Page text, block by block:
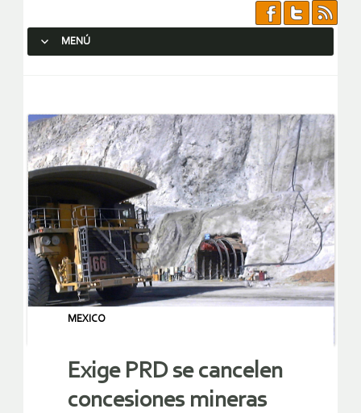
MENÚ
MEXICO
Exige PRD se cancelen
concesiones mineras